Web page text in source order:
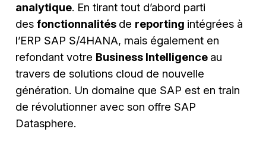
analytique. En tirant tout d’abord parti
desfonctionnalités de reporting intégrées à
l’ERP SAP S/4HANA, mais également en
refondant votre Business Intelligence au
travers de solutions cloud de nouvelle
génération. Un domaine que SAP est en train
de révolutionner avec son offre SAP
Datasphere.